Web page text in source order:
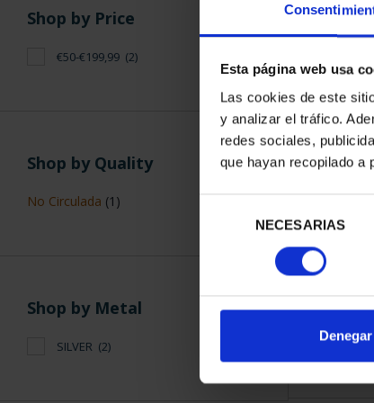
Esta página web usa
Las cookies de este
y analizar el tráfico.
redes sociales,
que hayan recopilado a
consentimiento
NECESARIAS
Denegar
Shop by Price
€50-€199,99 (2)
Shop by Quality
No Circulada (1)
Shop by Metal
SILVER (2)
SET 60
SORT BY: